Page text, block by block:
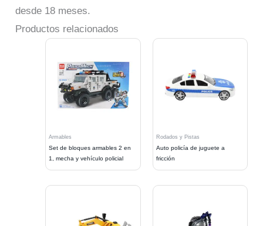
desde 18 meses.
Productos relacionados
Armables
Set de bloques armables 2 en
1, mecha y vehículo policial
Rodados y Pistas
Auto policía de juguete a
fricción